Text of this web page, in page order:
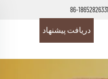
دریافت پیشنهاد